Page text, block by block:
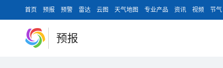
首页 预报 预警 雷达 云图 天气地图 专业产品 资讯 视频 节气
预报